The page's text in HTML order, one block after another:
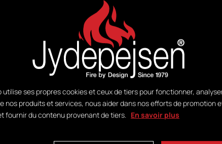
H412 x B368 x D407
utilise ses propres cookies et ceux de tiers pour fonctionner,
nos produits et services, nous aider dans nos efforts de promotion
fournir du contenu provenant de tiers. En savoir plus